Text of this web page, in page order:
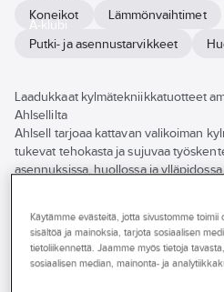
A-klubi
Koneikot
Lämmönvaihtimet
Putki- ja asennustarvikkeet
Laadukkaat kylmätekniikka­tuotteet
Ahlsellilta
Ahlsell tarjoaa kattavan valikoiman
tukevat tehokasta ja sujuvaa
asennuksissa, huollossa ja ylläpidossa.
käyttökohteisiin ja vaatimuksiin,
Tuotteet on suunniteltu täyttämään
tukemaan laadukasta työnjälkeä.
Käytämme evästeitä, jotta sivustomme
sisältöä ja mainoksia, tarjota sosiaalisen
tietoliikennettä. Jaamme myös tietoja
sosiaalisen median, mainonta- ja